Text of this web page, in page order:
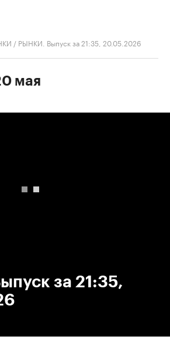
/ РЫНКИ. Выпуск за 21:35, 20.05.2026
мая
за 21:35,